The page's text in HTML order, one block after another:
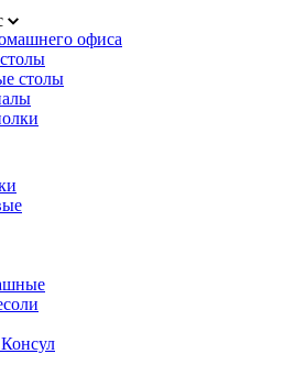
офиса
столы